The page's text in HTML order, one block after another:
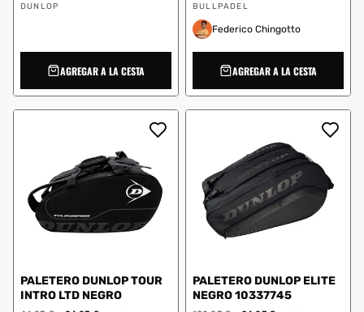
Proveedor:
DUNLOP
AGREGAR A LA CESTA
oferta
Proveedor:
BULLPADEL
Federico Chingotto
AGREGAR A LA CESTA
PALETERO DUNLOP TOUR
INTRO LTD NEGRO
PALETERO DUNLOP ELITE
NEGRO 10337745